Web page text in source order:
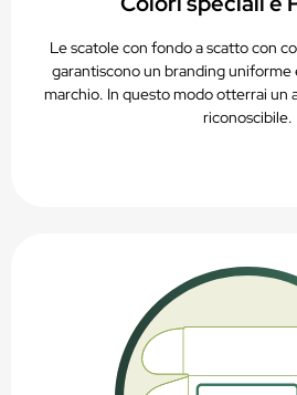
Le scatole con fondo a scatto con
garantiscono un branding
marchio. In questo modo otterrai un
riconoscibile.